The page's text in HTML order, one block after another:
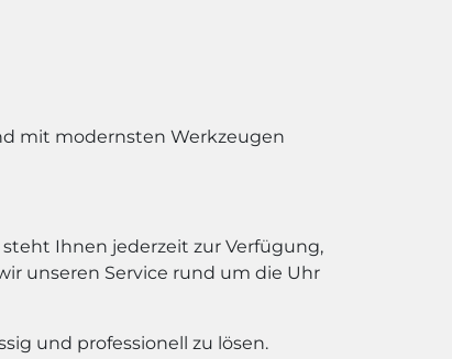
mit modernsten Werkzeugen
Ihnen jederzeit zur Verfügung,
unseren Service rund um die Uhr
und professionell zu lösen.